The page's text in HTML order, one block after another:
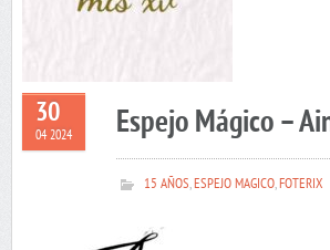
30
04 2024 Espejo Mágico –
15 AÑOS,ESPEJO MAGICO,FOTERIX